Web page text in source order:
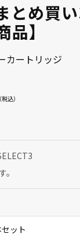
とめ買
品】
カートリッジ
。
ット